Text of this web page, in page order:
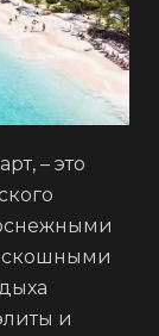
– это
и